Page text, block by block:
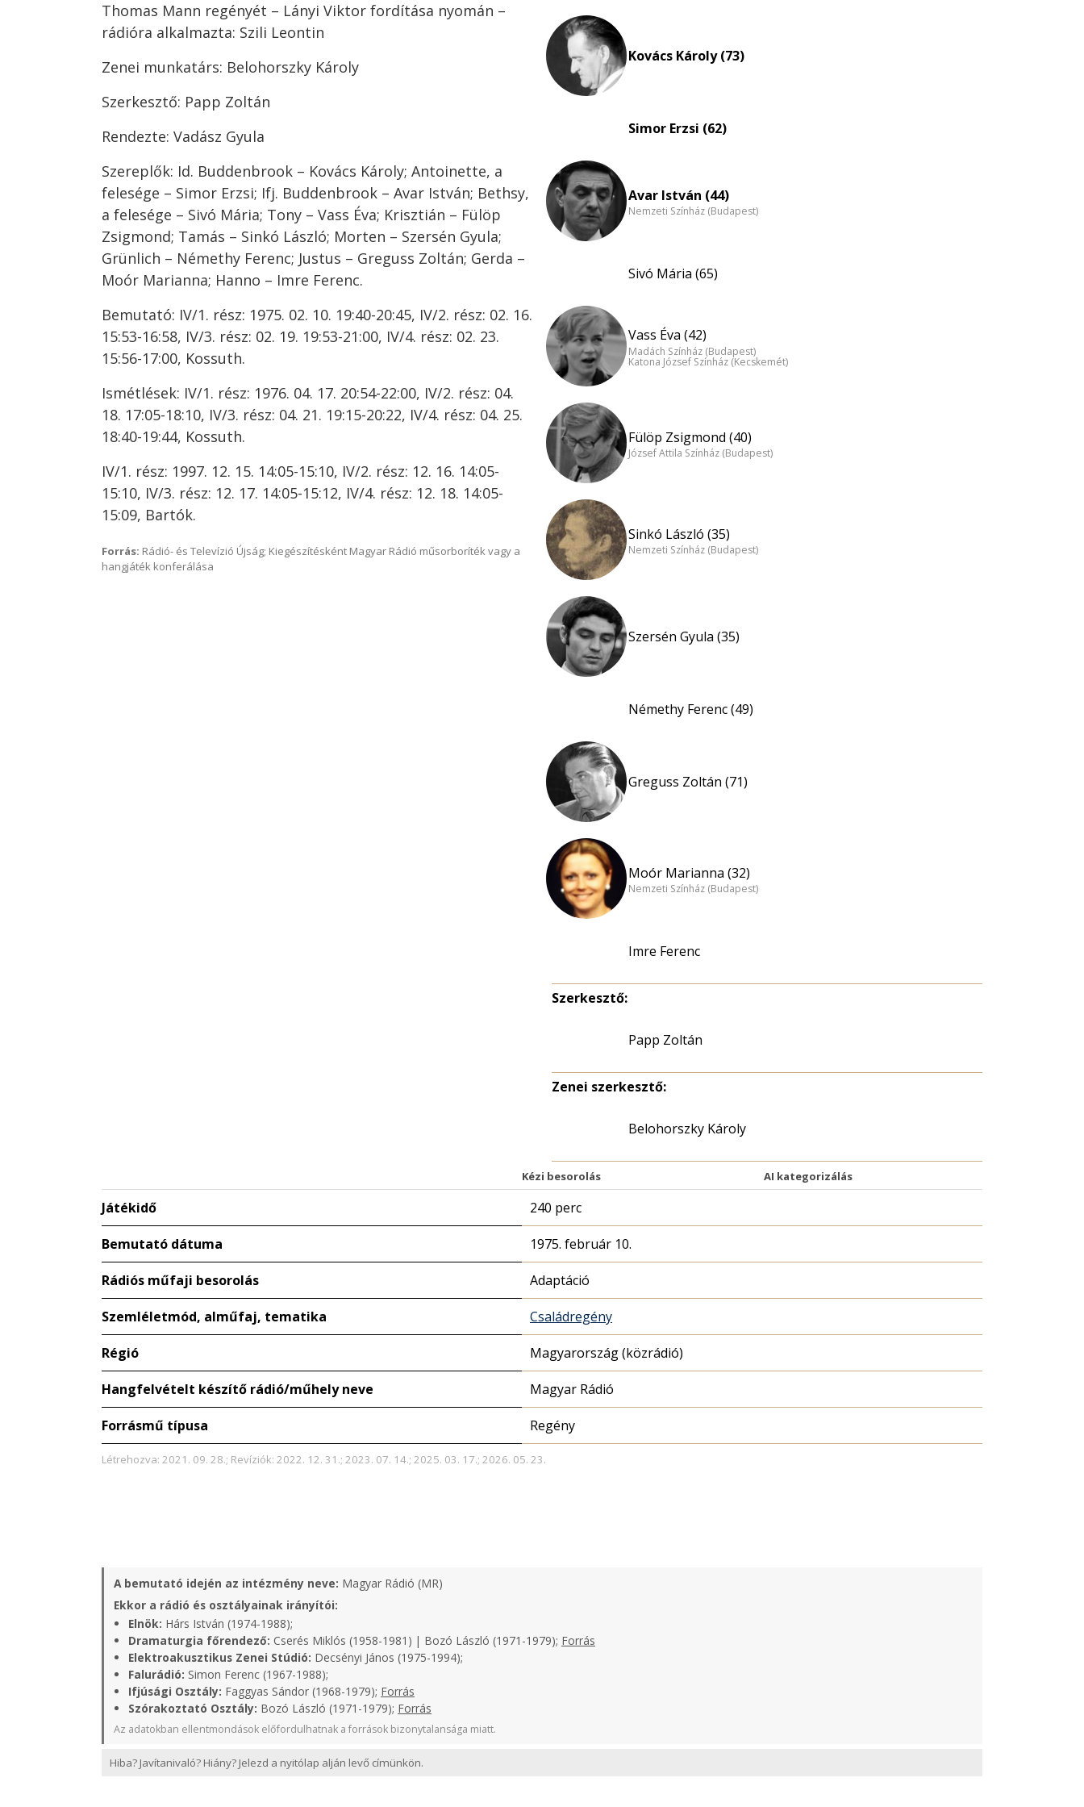
Thomas Mann regényét – Lányi Viktor fordítása nyomán –
rádióra alkalmazta: Szili Leontin
Zenei munkatárs: Belohorszky Károly
Szerkesztő: Papp Zoltán
Rendezte: Vadász Gyula
Szereplők: Id. Buddenbrook – Kovács Károly; Antoinette, a
felesége – Simor Erzsi; Ifj. Buddenbrook – Avar István; Bethsy,
a felesége – Sivó Mária; Tony – Vass Éva; Krisztián – Fülöp
Zsigmond; Tamás – Sinkó László; Morten – Szersén Gyula;
Grünlich – Némethy Ferenc; Justus – Greguss Zoltán; Gerda –
Moór Marianna; Hanno – Imre Ferenc.
Bemutató: IV/1. rész: 1975. 02. 10. 19:40-20:45, IV/2. rész: 02. 16.
15:53-16:58, IV/3. rész: 02. 19. 19:53-21:00, IV/4. rész: 02. 23.
15:56-17:00, Kossuth.
Ismétlések: IV/1. rész: 1976. 04. 17. 20:54-22:00, IV/2. rész: 04.
18. 17:05-18:10, IV/3. rész: 04. 21. 19:15-20:22, IV/4. rész: 04. 25.
18:40-19:44, Kossuth.
IV/1. rész: 1997. 12. 15. 14:05-15:10, IV/2. rész: 12. 16. 14:05-
15:10, IV/3. rész: 12. 17. 14:05-15:12, IV/4. rész: 12. 18. 14:05-
15:09, Bartók.
Forrás: Rádió- és Televízió Újság; Kiegészítésként Magyar Rádió műsorboríték vagy a
hangjáték konferálása
Kovács Károly (73)
Simor Erzsi (62)
Avar István (44)
Nemzeti Színház (Budapest)
Sivó Mária (65)
Vass Éva (42)
Madách Színház (Budapest)
Katona József Színház (Kecskemét)
Fülöp Zsigmond (40)
József Attila Színház (Budapest)
Sinkó László (35)
Nemzeti Színház (Budapest)
Szersén Gyula (35)
Némethy Ferenc (49)
Greguss Zoltán (71)
Moór Marianna (32)
Nemzeti Színház (Budapest)
Imre Ferenc
Szerkesztő:
Papp Zoltán
Zenei szerkesztő:
Belohorszky Károly
Kézi besorolás AI kategorizálás
Játékidő 240 perc
Bemutató dátuma 1975. február 10.
Rádiós műfaji besorolás Adaptáció
Szemléletmód, alműfaj, tematika Családregény
Régió Magyarország (közrádió)
Hangfelvételt készítő rádió/műhely neve Magyar Rádió
Forrásmű típusa Regény
Létrehozva: 2021. 09. 28.; Revíziók: 2022. 12. 31.; 2023. 07. 14.; 2025. 03. 17.; 2026. 05. 23.
A bemutató idején az intézmény neve: Magyar Rádió (MR)
Ekkor a rádió és osztályainak irányítói:
Elnök: Hárs István (1974-1988);
Dramaturgia főrendező: Cserés Miklós (1958-1981) | Bozó László (1971-1979); Forrás
Elektroakusztikus Zenei Stúdió: Decsényi János (1975-1994);
Falurádió: Simon Ferenc (1967-1988);
Ifjúsági Osztály: Faggyas Sándor (1968-1979); Forrás
Szórakoztató Osztály: Bozó László (1971-1979); Forrás
Az adatokban ellentmondások előfordulhatnak a források bizonytalansága miatt.
Hiba? Javítanivaló? Hiány? Jelezd a nyitólap alján levő címünkön.